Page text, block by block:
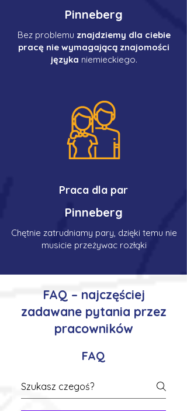
Pinneberg
Bez problemu znajdziemy dla ciebie
pracę nie wymagającą znajomości
języka niemieckiego.
Praca dla par
Pinneberg
Chętnie zatrudniamy pary, dzięki temu nie
musicie przeżywac rozłąki
FAQ – najczęściej
zadawane pytania przez
pracowników
FAQ